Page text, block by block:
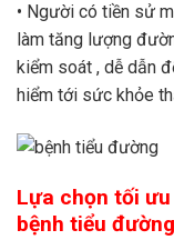
• Người có tiền sử
làm tăng lượng
kiểm soát , dễ dẫn
hiểm tới sức khỏe
Lựa chọn tối
bệnh tiểu